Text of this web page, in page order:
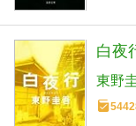
白夜
東野